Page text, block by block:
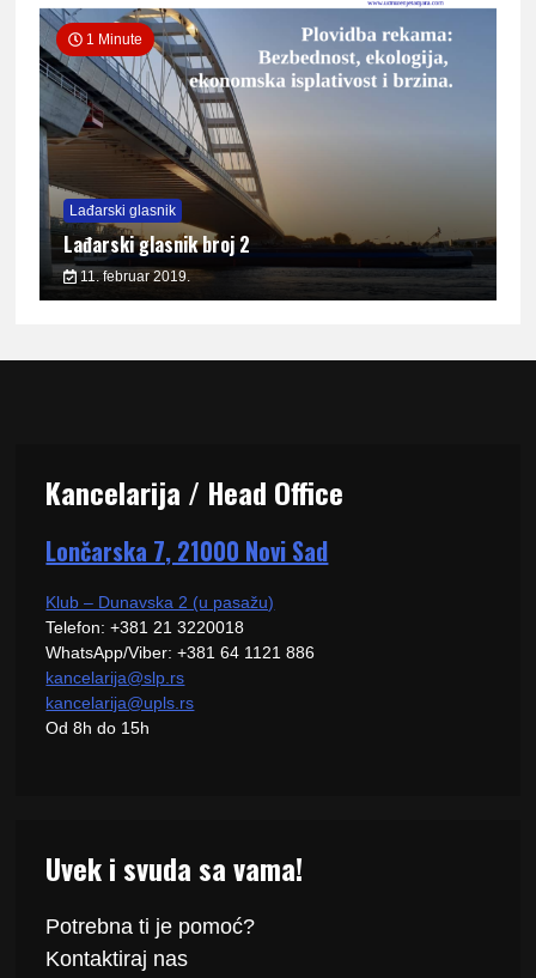
1 Minute
Lađarski glasnik
Lađarski glasnik broj 2
11. februar 2019.
Kancelarija / Head Office
Lončarska 7, 21000 Novi Sad
Klub – Dunavska 2 (u pasažu)
Telefon: +381 21 3220018
WhatsApp/Viber: +381 64 1121 886
kancelarija@slp.rs
kancelarija@upls.rs
Od 8h do 15h
Uvek i svuda sa vama!
Potrebna ti je pomoć?
Kontaktiraj nas